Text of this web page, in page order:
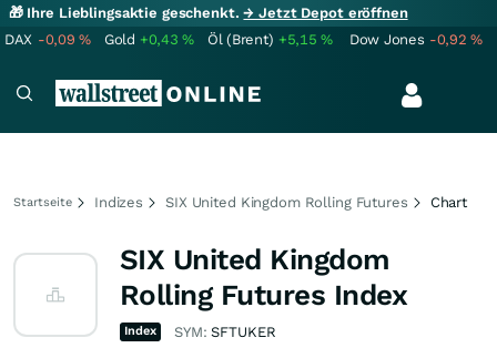
🎁 Ihre Lieblingsaktie geschenkt.→ Jetzt Depot eröffnen
DAX -0,09% Gold +0,43% Öl (Brent) +5,15% Dow Jones -0,92%
Startseite Indizes SIX United Kingdom Rolling Futures Chart
SIX United Kingdom
Rolling Futures Index
Index SYM:SFTUKER